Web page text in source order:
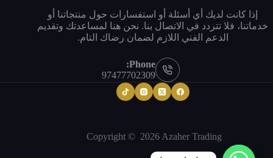
إذا كانت لديك أي أسئلة أو استفسارات حول منتجاتنا أو
خدماتنا، فلا تتردد في الاتصال بنا. نحن هنا لمساعدتك وتقديم
الدعم الفني اللازم لضمان رضاك التام.
Phone:
97477702309
Copyright © 2026 Azaher Trading